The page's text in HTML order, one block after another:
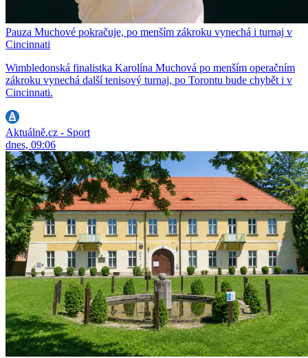
Pauza Muchové pokračuje, po menším zákroku vynechá i turnaj v
Cincinnati
Wimbledonská finalistka Karolína Muchová po menším operačním
zákroku vynechá další tenisový turnaj, po Torontu bude chybět i v
Cincinnati.
Aktuálně.cz - Sport
dnes, 09:06